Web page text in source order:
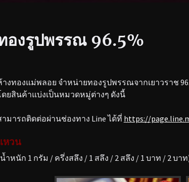
องรูปพรรณ 96.5%
างทองแม่พลอย จำหน่ายทองรูปพรรณจากเยาวราช
ดยสินค้าแบ่งเป็นหมวดหมู่ต่างๆ ดังนี้
ามารถติดต่อผ่านช่องทาง Line ได้ที่ https://
หวน
ำหนัก 1 กรัม / ครึ่งสลึง / 1 สลึง / 2 สลึง / 1 บาท / 2 บาท